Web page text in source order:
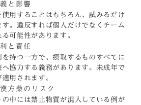
と影響
用することはもちろん、試みるだけ
。違反すれば個人だけでなくチーム
可能性があります。
と責任
持つ一方で、摂取するものすべてに
協力する義務があります。未成年で
用されます。
方薬のリスク
中には禁止物質が混入している例が